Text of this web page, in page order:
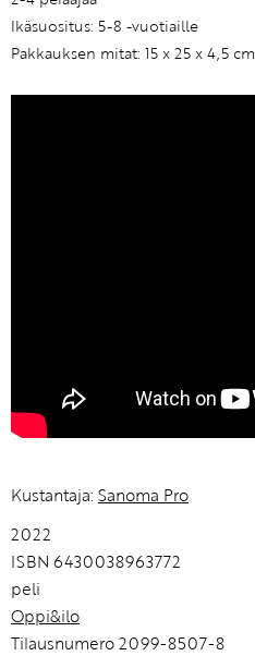
Ikäsuositus: 5-8 -vuotiaille
Pakkauksen mitat: 15 x 25 x 4,5 cm
Kustantaja: Sanoma Pro
2022
ISBN 6430038963772
peli
Oppi&ilo
Tilausnumero 2099-8507-8